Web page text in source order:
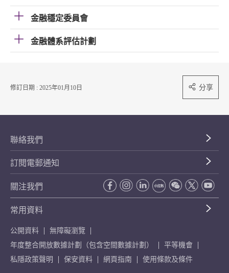
金融穩定委員會
金融體系評估計劃
修訂日期 : 2025年01月10日 分享
聯絡我們
訂閱電郵通知
關注我們
常用資料
公開資料
無障礙瀏覽
年度整合開放數據計劃（包含空間數據計劃）
平等機會
私隱政策聲明
保安資料 網頁指南 使用條款及條件